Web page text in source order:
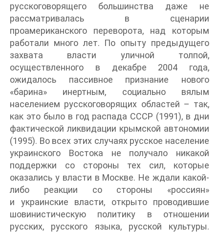
русскоговорящего большинства даже не
рассматривалась в сценарии
проамериканского переворота, над которым
работали много лет. По опыту предыдущего
захвата власти уличной толпой,
осуществленного в декабре 2004 года,
ожидалось пассивное признание нового
«барина» инертным, социально вялым
населением русскоговорящих областей – так,
как это было в год распада СССР (1991), в дни
фактической ликвидации крымской автономии
(1995). Во всех этих случаях русское население
украинского Востока не получало никакой
поддержки со стороны тех сил, которые
оказались у власти в Москве. Не ждали какой-
либо реакции со стороны «россиян»
и украинские власти, открыто проводившие
шовинистическую политику в отношении
русских, русского языка, русской культуры.